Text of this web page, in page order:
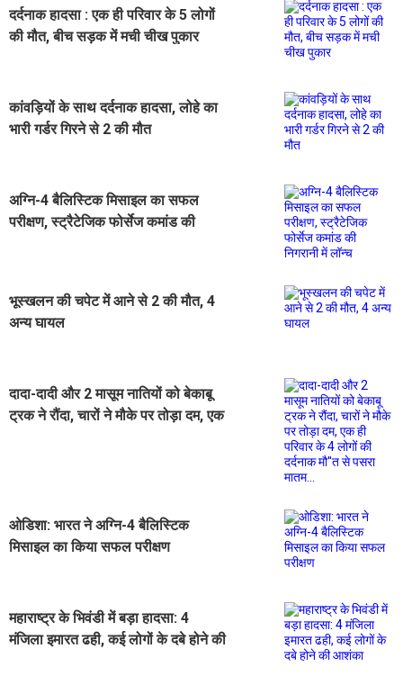
दर्दनाक हादसा : एक ही परिवार के 5 लोगों
की मौत, बीच सड़क में मची चीख पुकार
कांवड़ियों के साथ दर्दनाक हादसा, लोहे का
भारी गर्डर गिरने से 2 की मौत
अग्नि-4 बैलिस्टिक मिसाइल का सफल
परीक्षण, स्ट्रैटेजिक फोर्सेज कमांड की
भूस्खलन की चपेट में आने से 2 की मौत, 4
अन्य घायल
दादा-दादी और 2 मासूम नातियों को बेकाबू
ट्रक ने रौंदा, चारों ने मौके पर तोड़ा दम, एक
ओडिशा: भारत ने अग्नि-4 बैलिस्टिक
मिसाइल का किया सफल परीक्षण
महाराष्ट्र के भिवंडी में बड़ा हादसा: 4
मंजिला इमारत ढही, कई लोगों के दबे होने की